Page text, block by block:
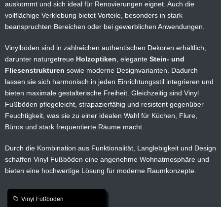
auskommt und sich ideal für Renovierungen eignet. Auch die
vollflächige Verklebung bietet Vorteile, besonders in stark
beanspruchten Bereichen oder bei gewerblichen Anwendungen.
Vinylböden sind in zahlreichen authentischen Dekoren erhältlich,
darunter naturgetreue Holzoptiken , elegante Stein- und
Fliesenstrukturen sowie moderne Designvarianten. Dadurch
lassen sie sich harmonisch in jeden Einrichtungsstil integrieren und
bieten maximale gestalterische Freiheit. Gleichzeitig sind Vinyl
Fußböden pflegeleicht, strapazierfähig und resistent gegenüber
Feuchtigkeit, was sie zu einer idealen Wahl für Küchen, Flure,
Büros und stark frequentierte Räume macht.
Durch die Kombination aus Funktionalität, Langlebigkeit und Design
schaffen Vinyl Fußböden eine angenehme Wohnatmosphäre und
bieten eine hochwertige Lösung für moderne Raumkonzepte.
Vinyl Fußböden